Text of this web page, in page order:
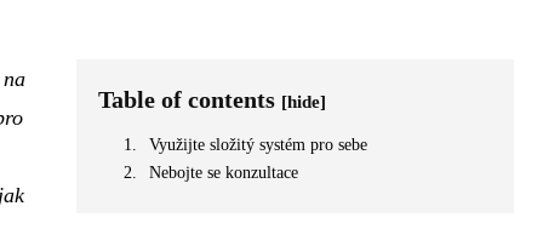
Table of contents [hide]
Využijte složitý systém pro sebe
Nebojte se konzultace